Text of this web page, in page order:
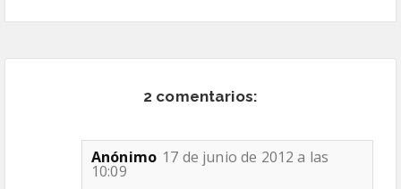
2 comentarios:
Anónimo 17 de junio de 2012 a las
10:09